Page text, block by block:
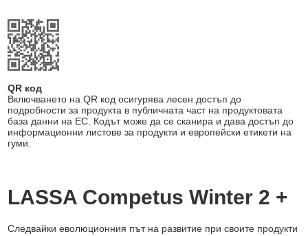
QR код
Включването на QR код осигурява лесен достъп до
подробности за продукта в публичната част на продуктовата
база данни на ЕС. Кодът може да се сканира и дава достъп до
информационни листове за продукти и европейски етикети на
гуми.
LASSA Competus Winter 2 +
Следвайки еволюционния път на развитие при своите продукти